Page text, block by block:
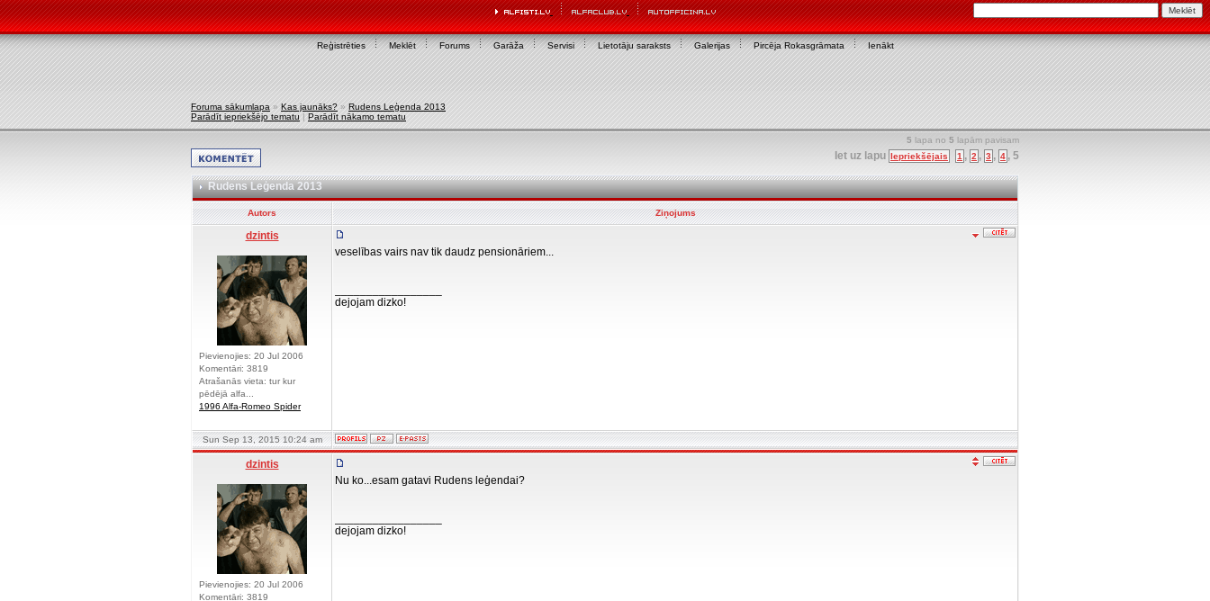
Reģistrēties Meklēt Forums Garāža Servisi Lietotāju saraksts Galerijas Pircēja Rokasgrāmata Ienākt
Foruma sākumlapa » Kas jaunāks? » Rudens Leģenda 2013
Parādīt iepriekšējo tematu | Parādīt nākamo tematu
5 lapa no 5 lapām pavisam
Iet uz lapu Iepriekšējais 1 , 2 , 3 , 4 , 5
Rudens Leģenda 2013
Autors Ziņojums
dzintis
Pievienojies: 20 Jul 2006
Komentāri: 3819
Atrašanās vieta: tur kur
pēdējā alfa...
1996 Alfa-Romeo Spider
veselības vairs nav tik daudz pensionāriem...
dejojam dizko!
Sun Sep 13, 2015 10:24 am
dzintis
Pievienojies: 20 Jul 2006
Komentāri: 3819
Nu ko...esam gatavi Rudens leģendai?
dejojam dizko!